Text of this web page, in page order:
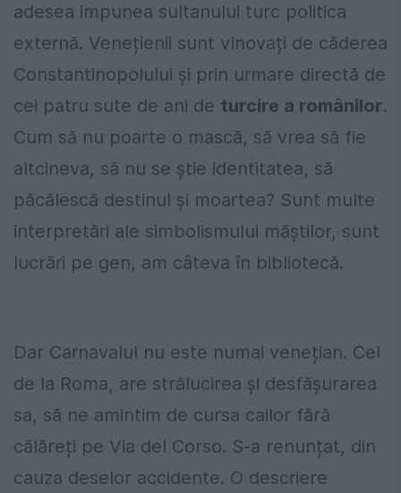
adesea impunea sultanului turc politica
externă. Venețienii sunt vinovați de căderea
Constantinopolului și prin urmare directă de
cei patru sute de ani de turcire a românilor.
Cum să nu poarte o mască, să vrea să fie
altcineva, să nu se știe identitatea, să
păcălescă destinul și moartea? Sunt multe
interpretări ale simbolismului măștilor, sunt
lucrări pe gen, am câteva în bibliotecă.
Dar Carnavalul nu este numai venețian. Cel
de la Roma, are strălucirea și desfășurarea
sa, să ne amintim de cursa cailor fără
călăreți pe Via del Corso. S-a renunțat, din
cauza deselor accidente. O descriere